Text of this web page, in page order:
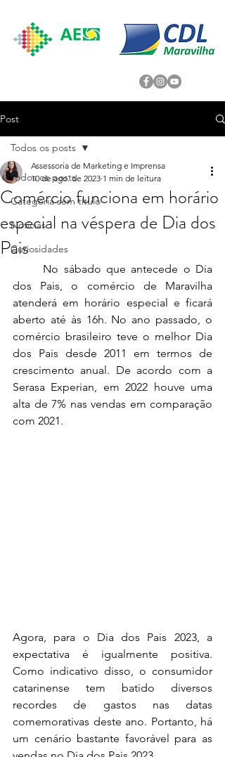
Post
Todos os posts
Categoria sem título
Noticias
Curiosidades
Todos os posts
Comércio funciona em horário
especial na véspera de Dia dos
Pais
Assessoria de Marketing e Imprensa
10 de ago. de 2023 1 min de leitura
dos Pais, o comércio de Maravilha
atenderá em horário especial e ficará
aberto até às 16h. No ano passado, o
comércio brasileiro teve o melhor Dia
dos Pais desde 2011 em termos de
crescimento anual. De acordo com a
Serasa Experian, em 2022 houve uma
alta de 7% nas vendas em comparação
com 2021.
Agora, para o Dia dos Pais 2023, a
expectativa é igualmente positiva.
Como indicativo disso, o consumidor
catarinense tem batido diversos
recordes de gastos nas datas
comemorativas deste ano. Portanto, há
um cenário bastante favorável para as